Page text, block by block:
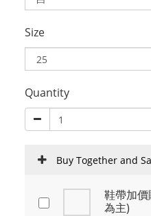
Size
Quantity
Buy Together and
鞋帶加
為主)